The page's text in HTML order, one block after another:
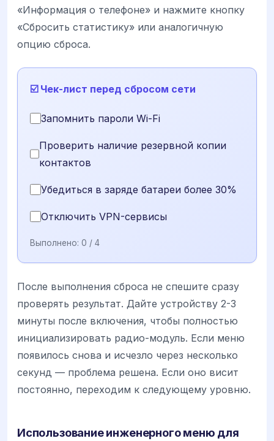
«Информация о телефоне» и нажмите кнопку
«Сбросить статистику» или аналогичную
опцию сброса.
☑️ Чек-лист перед сбросом сети
Запомнить пароли Wi-Fi
Проверить наличие резервной копии
контактов
Убедиться в заряде батареи более 30%
Отключить VPN-сервисы
Выполнено: 0 / 4
После выполнения сброса не спешите сразу
проверять результат. Дайте устройству 2-3
минуты после включения, чтобы полностью
инициализировать радио-модуль. Если меню
появилось снова и исчезло через несколько
секунд — проблема решена. Если оно висит
постоянно, переходим к следующему уровню.
Использование инженерного меню для